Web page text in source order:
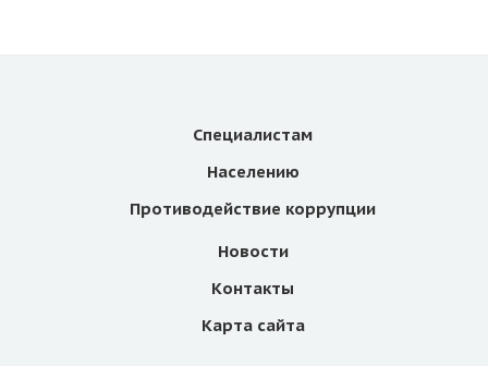
Специалистам
Населению
Противодействие коррупции
Новости
Контакты
Карта сайта